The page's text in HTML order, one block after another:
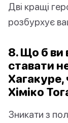
Дві кращі
розбурхує
8. Що б ви
ставати
Хагакуре,
Хіміко
Зникати з